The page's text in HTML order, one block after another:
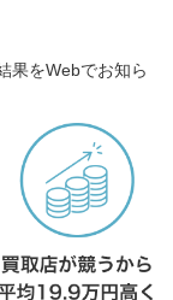
果をWebでお知ら